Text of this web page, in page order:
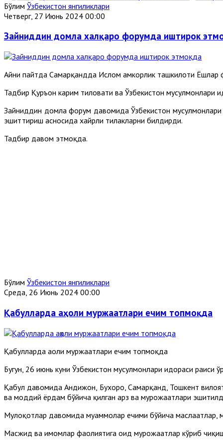
Бўлим Ўзбекистон янгиликлари
Четверг, 27 Июнь 2024 00:00
Зайниддин домла халқаро форумда иштирок
Айни пайтда Самарқандда Ислом ҳамкорлик ташкилоти
Тадбир Қуръон карим тиловати ва Ўзбекистон
Зайниддин домла форум давомида Ўзбекистон мусулмонлари
эшиттириш асносида хайрли тилакларни билдирди.
Тадбир давом этмоқда.
Бўлим Ўзбекистон янгиликлари
Среда, 26 Июнь 2024 00:00
Қабулларда аҳоли муржаатлари ечим топмоқда
Қабулларда аҳоли муржаатлари ечим топмоқда
Бугун, 26 июнь куни Ўзбекистон мусулмонлари идораси
Қабул давомида Андижон, Бухоро, Самарқанд, Тошкент
ва моддий ёрдам бўйича қилган арз ва мурожаатлари
Мулоқотлар давомида муаммолар ечими бўйича маслаҳатлар,
Масжид ва имомлар фаолиятига оид мурожаатлар кўриб